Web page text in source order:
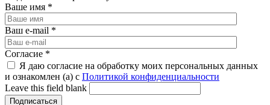
Ваше имя *
Ваш e-mail *
Согласие *
Я даю согласие на обработку моих персональных данных
и ознакомлен (а) с Политикой конфиденциальности
Leave this field blank